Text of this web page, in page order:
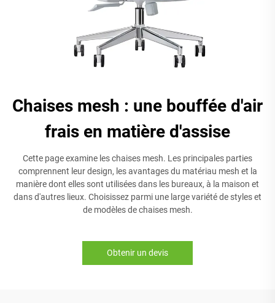
Chaises mesh : une bouffée d'air
frais en matière d'assise
Cette page examine les chaises mesh. Les principales parties
comprennent leur design, les avantages du matériau mesh et la
manière dont elles sont utilisées dans les bureaux, à la maison et
dans d'autres lieux. Choisissez parmi une large variété de styles et
de modèles de chaises mesh.
Obtenir un devis